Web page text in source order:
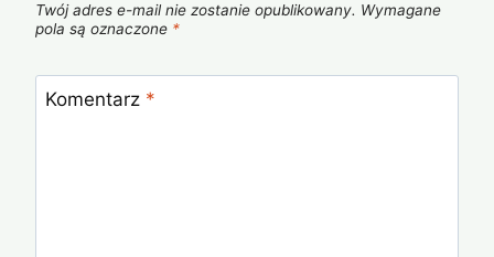
Twój adres e-mail nie zostanie opublikowany. Wymagane
pola są oznaczone *
Komentarz *